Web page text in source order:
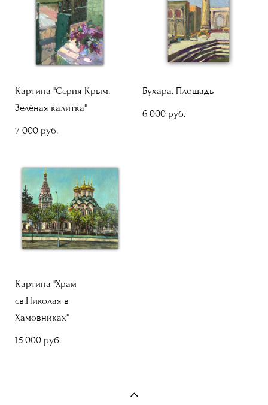
Картина "Серия Крым.
Зелёная калитка"
7 000 pуб.
Бухара. Площадь
6 000 pуб.
Картина "Храм
св.Николая в
Хамовниках"
15 000 pуб.